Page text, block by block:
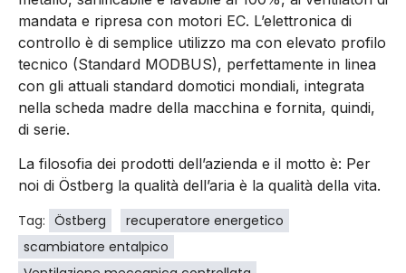
mandata e ripresa con motori EC. L’elettronica di
controllo è di semplice utilizzo ma con elevato profilo
tecnico (Standard MODBUS), perfettamente in linea
con gli attuali standard domotici mondiali, integrata
nella scheda madre della macchina e fornita, quindi,
di serie.
La filosofia dei prodotti dell’azienda e il motto è: Per
noi di Östberg la qualità dell’aria è la qualità della vita.
Tag: Östberg
recuperatore energetico
scambiatore entalpico